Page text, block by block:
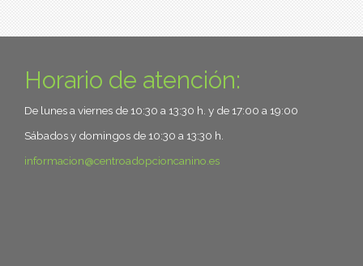
Horario de atención:
De lunes a viernes de 10:30 a 13:30 h. y de 17:00 a 19:00
Sábados y domingos de 10:30 a 13:30 h.
informacion
centroadopcioncanino.es